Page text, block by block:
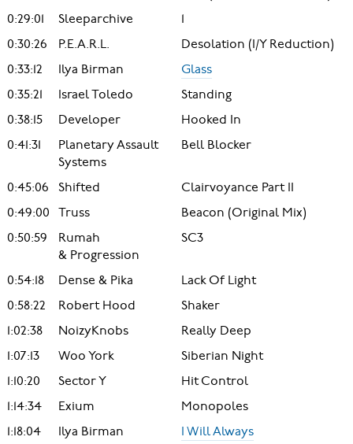
0:29:01
Sleeparchive
1
0:30:26
P.E.A.R.L.
Desolation (I/Y Reduction)
0:33:12
Ilya Birman
Glass
0:35:21
Israel Toledo
Standing
0:38:15
Developer
Hooked In
0:41:31
Planetary Assault
Systems
Bell Blocker
0:45:06 Shifted
Clairvoyance Part II
0:49:00 Truss
Beacon (Original Mix)
0:50:59
Rumah
& Progression
SC3
0:54:18 Dense & Pika
Lack Of Light
0:58:22
Robert Hood
Shaker
1:02:38
NoizyKnobs
Really Deep
1:07:13
Woo York
Siberian Night
1:10:20
Sector Y
Hit Control
1:14:34
Exium
Monopoles
1:18:04
Ilya Birman I Will Always